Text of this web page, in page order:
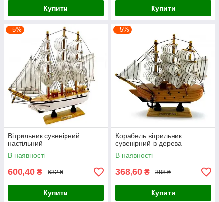
Купити Купити
–5%
Вітрильник сувенірний
настільний
В наявності
600,40 ₴ 632 ₴
Купити
–5%
Корабель вітрильник
сувенірний із дерева
В наявності
368,60 ₴ 388 ₴
Купити